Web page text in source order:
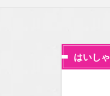
はいしゃ